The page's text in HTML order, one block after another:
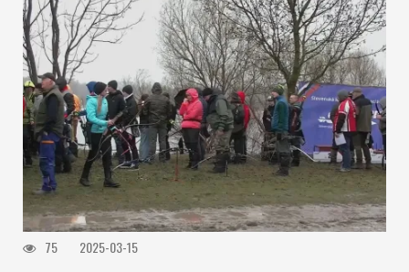
75 2025-03-15